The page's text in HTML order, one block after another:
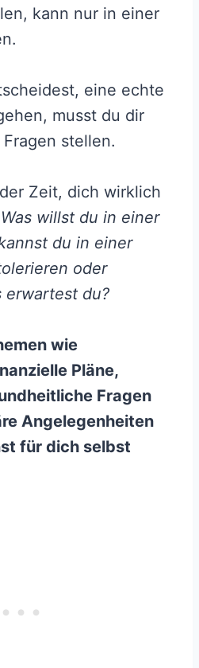
kann nur in einer
eine echte
musst du dir
stellen.
Zeit, dich wirklich
Was willst du in einer
du in einer
oder
erwartest du?
wie
Pläne,
Fragen
Angelegenheiten
für dich selbst